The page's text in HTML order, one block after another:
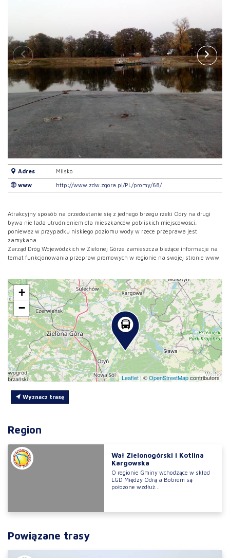
Adres Milsko
www http://www.zdw.zgora.pl/PL/promy/68/
Atrakcyjny sposób na przedostanie się z jednego brzegu rzeki Odry na drugi
bywa nie lada utrudnieniem dla mieszkańców pobliskich miejscowości,
ponieważ w przypadku niskiego poziomu wody w rzece przeprawa jest
zamykana.
Zarząd Dróg Wojewódzkich w Zielonej Górze zamieszcza bieżące informacje na
temat funkcjonowania przepraw promowych w regionie na swojej stronie www.
+
−
Leaflet | ©OpenStreetMapcontributors
Wyznacz trasę
Region
Wał Zielonogórski i Kotlina
Kargowska
O regionie Gminy wchodzące w skład
LGD Między Odrą a Bobrem są
położone wzdłuż...
Powiązane trasy